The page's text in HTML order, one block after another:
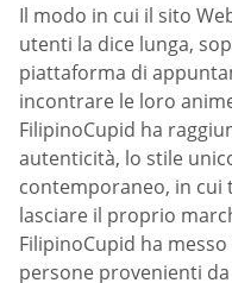
Il modo in cui il sito
utenti la dice lunga,
piattaforma di
incontrare le loro
FilipinoCupid ha
autenticità, lo stile
contemporaneo, in
lasciare il proprio
FilipinoCupid ha
persone provenienti